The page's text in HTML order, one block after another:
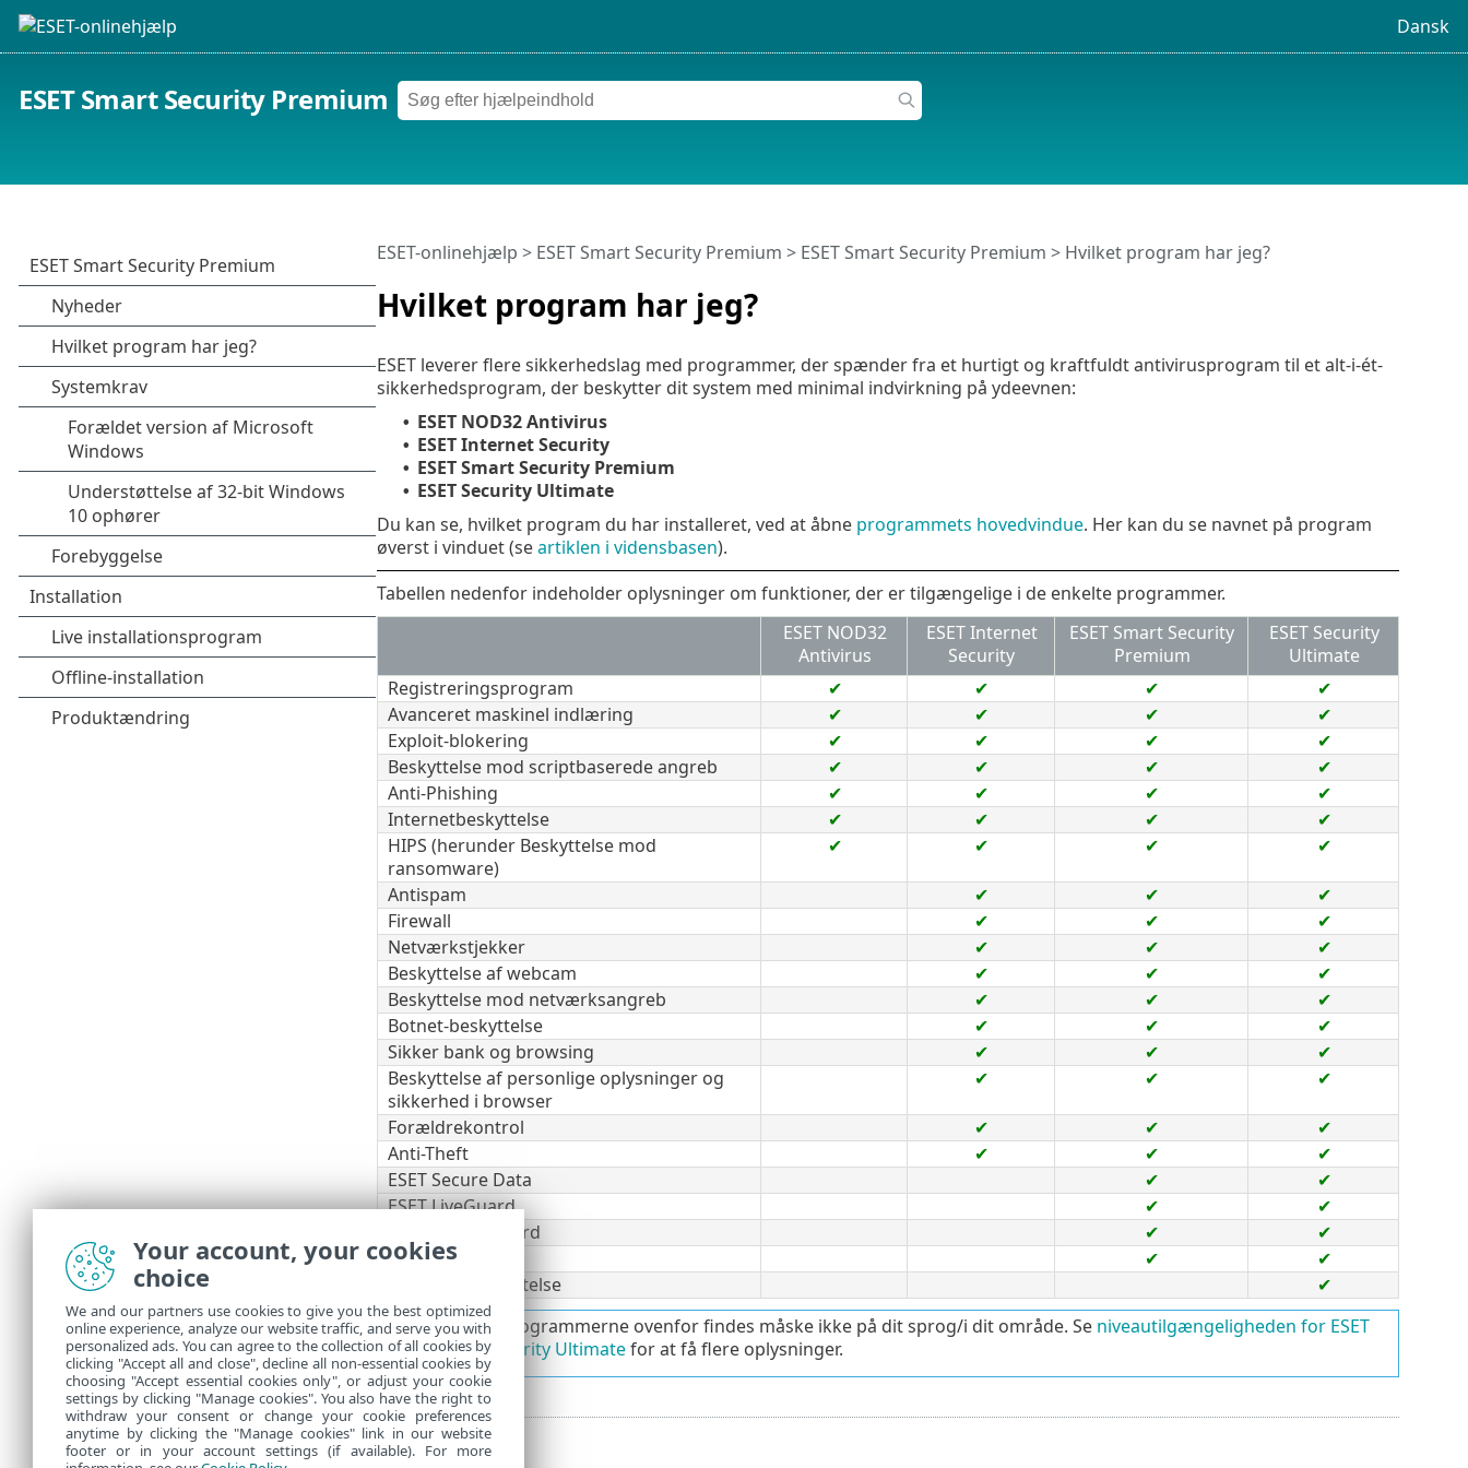
Dansk
ESET Smart Security Premium
Hvilket program har jeg?
ESET-onlinehjælp > ESET Smart Security Premium > ESET Smart Security Premium > Hvilket program har jeg?
ESET leverer flere sikkerhedslag med programmer, der spænder fra et hurtigt og kraftfuldt antivirusprogram til et alt-i-ét-
sikkerhedsprogram, der beskytter dit system med minimal indvirkning på ydeevnen:
• ESET NOD32 Antivirus
• ESET Internet Security
• ESET Smart Security Premium
• ESET Security Ultimate
Du kan se, hvilket program du har installeret, ved at åbne programmets hovedvindue. Her kan du se navnet på program
øverst i vinduet (seartiklen i vidensbasen).
Tabellen nedenfor indeholder oplysninger om funktioner, der er tilgængelige i de enkelte programmer.
ESET NOD32
Antivirus
ESET Internet
Security
ESET Smart Security
Premium
ESET Security
Ultimate
Registreringsprogram
✔ ✔ ✔
✔
Avanceret maskinel indlæring
✔ ✔ ✔
✔
Exploit-blokering
✔ ✔ ✔
✔
Beskyttelse mod scriptbaserede angreb
✔ ✔ ✔
✔
Anti-Phishing
✔ ✔ ✔
✔
Internetbeskyttelse
✔ ✔ ✔
✔
HIPS (herunder Beskyttelse mod
ransomware)
✔ ✔ ✔ ✔
Antispam ✔ ✔
✔
Firewall
✔ ✔
✔
Netværkstjekker
✔ ✔
✔
Beskyttelse af webcam
✔ ✔
✔
Beskyttelse mod netværksangreb
✔ ✔
✔
Botnet-beskyttelse
✔ ✔
✔
Sikker bank og browsing
✔ ✔
✔
Beskyttelse af personlige oplysninger og
sikkerhed i browser
✔ ✔ ✔
Forældrekontrol ✔ ✔
✔
Anti-Theft
✔ ✔
✔
ESET Secure Data
✔
✔
ESET LiveGuard
✔
✔
ESET Folder Guard
✔
✔
VPN
✔
✔
Identitetsbeskyttelse
✔
Nogle af programmerne ovenfor findes måske ikke på dit sprog/i dit område. Se niveautilgængeligheden for ESET
HOME Security Ultimatefor at få flere oplysninger.
Your account, your cookies
choice
We and our partners use cookies to give you the best optimized
online experience, analyze our website traffic, and serve you with
personalized ads. You can agree to the collection of all cookies by
clicking "Accept all and close", decline all non-essential cookies by
choosing "Accept essential cookies only", or adjust your cookie
settings by clicking "Manage cookies". You also have the right to
withdraw your consent or change your cookie preferences
anytime by clicking the "Manage cookies" link in our website
footer or in your account settings (if available). For more